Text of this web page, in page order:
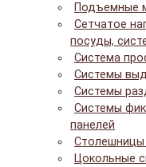
Подъемные
Сетчатое
посуды,
Система
Системы
Системы
Системы
панелей
Столешницы
Цокольные